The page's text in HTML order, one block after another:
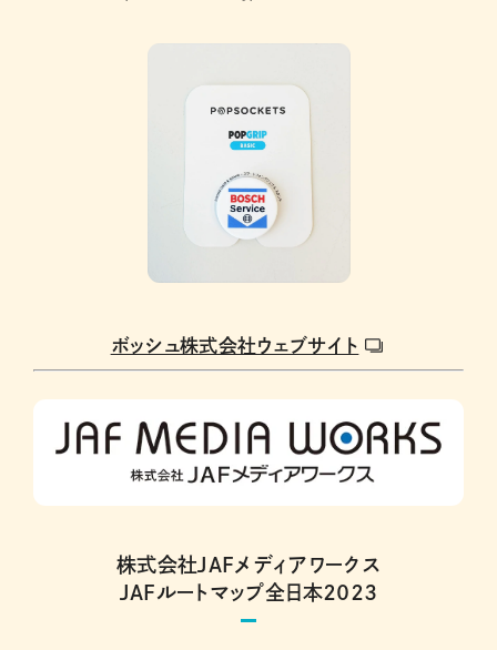
ボッシュ株式会社ウェブサイト
株式会社JAFメディアワークス
JAFルートマップ全日本２０２３